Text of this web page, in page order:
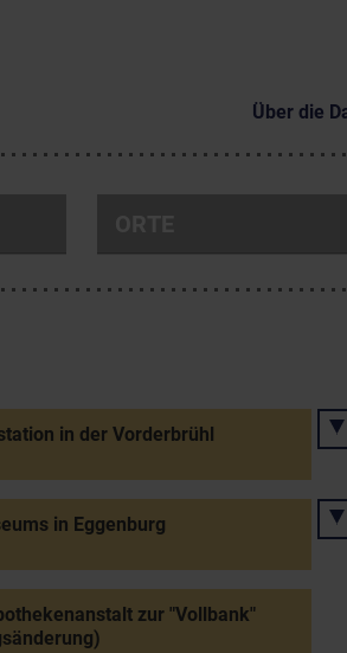
Über die
in der Vorderbrühl
in Eggenburg
zur "Vollbank"